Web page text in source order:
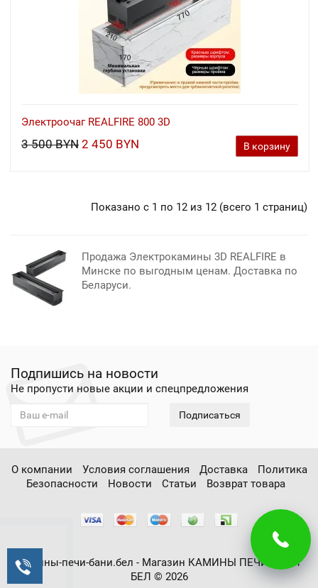
Электроочаг REALFIRE 800 3D
3 500 BYN 2 450 BYN В корзину
Показано с 1 по 12 из 12 (всего 1 страниц)
Продажа Электрокамины 3D REALFIRE в
Минске по выгодным ценам. Доставка по
Беларуси.
Подпишись на новости
Не пропусти новые акции и спецпредложения
Подписаться
О компании Условия соглашения Доставка
Политика
Безопасности
Новости Статьи Возврат товара
камины-печи-бани.бел - Магазин КАМИНЫ ПЕЧИ БАНИ
БЕЛ © 2026